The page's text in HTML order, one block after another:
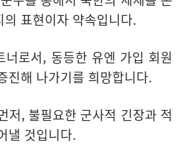
표현이자 약속입니다.
너로서, 동등한 유엔 가입 회원
진해 나가기를 희망합니다.
저, 불필요한 군사적 긴장과 적
낼 것입니다.